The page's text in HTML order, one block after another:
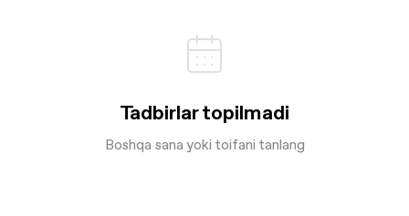
Tadbirlar topilmadi
Boshqa sana yoki toifani tanlang